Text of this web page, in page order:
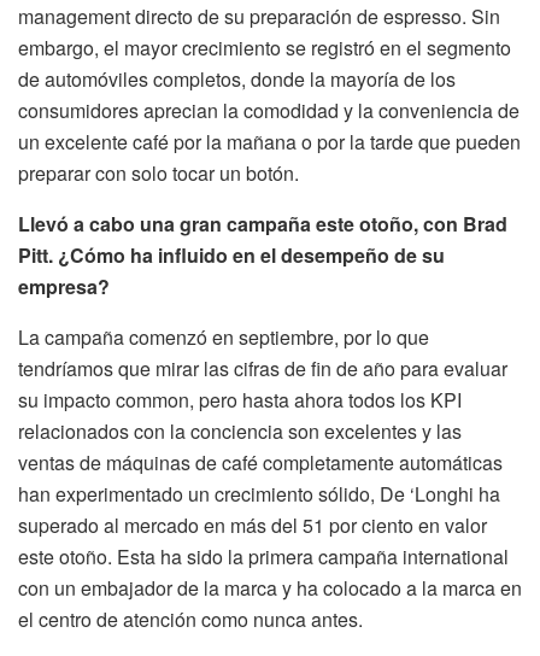
management directo de su preparación de espresso. Sin
embargo, el mayor crecimiento se registró en el segmento
de automóviles completos, donde la mayoría de los
consumidores aprecian la comodidad y la conveniencia de
un excelente café por la mañana o por la tarde que pueden
preparar con solo tocar un botón.
Llevó a cabo una gran campaña este otoño, con Brad
Pitt. ¿Cómo ha influido en el desempeño de su
empresa?
La campaña comenzó en septiembre, por lo que
tendríamos que mirar las cifras de fin de año para evaluar
su impacto common, pero hasta ahora todos los KPI
relacionados con la conciencia son excelentes y las
ventas de máquinas de café completamente automáticas
han experimentado un crecimiento sólido, De ‘Longhi ha
superado al mercado en más del 51 por ciento en valor
este otoño. Esta ha sido la primera campaña international
con un embajador de la marca y ha colocado a la marca en
el centro de atención como nunca antes.